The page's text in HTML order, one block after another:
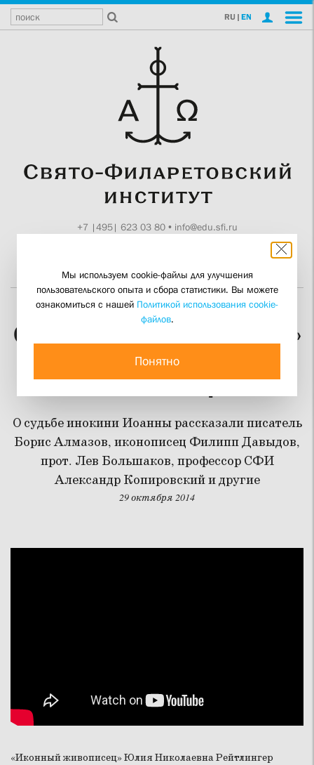
RU | EN
+7 |495| 623 03 80• info@edu.sfi.ru
Об «иконном живописце»
Юлии Николаевне
Рейтлингер
О судьбе инокини Иоанны рассказали писатель
Борис Алмазов, иконописец Филипп Давыдов,
прот. Лев Большаков, профессор СФИ
Александр Копировский и другие
29 октября 2014
«Иконный живописец» Юлия Николаевна Рейтлингер
Мы используем cookie-файлы для улучшения
пользовательского опыта и сбора статистики. Вы можете
ознакомиться с нашей Политикой использования cookie-
файлов.
Понятно